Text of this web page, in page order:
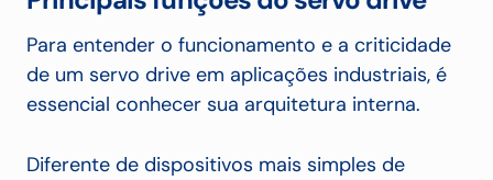
Para entender o funcionamento e a criticidade
de um servo drive em aplicações industriais, é
essencial conhecer sua arquitetura interna.
Diferente de dispositivos mais simples de